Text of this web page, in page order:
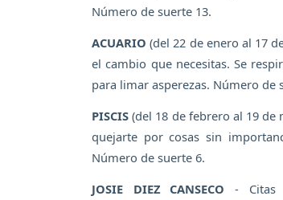
Número de suerte 13.
ACUARIO (del 22 de enero al 17
el cambio que necesitas. Se
para limar asperezas. Número de
PISCIS (del 18 de febrero al 19
quejarte por cosas sin
Número de suerte 6.
JOSIE DIEZ CANSECO - Citas